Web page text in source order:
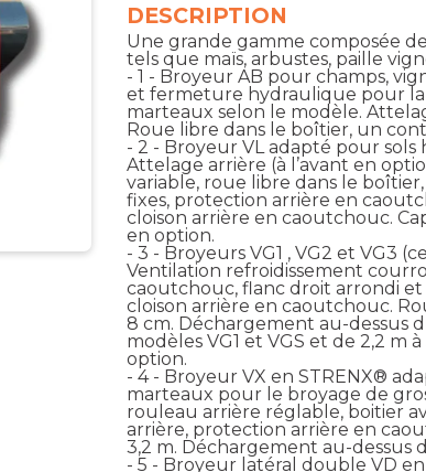
DESCRIPTION
Une grande gamme composée
tels que maïs, arbustes, paille
- 1 - Broyeur AB pour champs,
et fermeture hydraulique pour la
marteaux selon le modèle.
Roue libre dans le boîtier, un
- 2 - Broyeur VL adapté pour
Attelage arrière (à l’avant en
variable, roue libre dans le
fixes, protection arrière en
cloison arrière en caoutchouc.
en option.
- 3 - Broyeurs VG1 , VG2 et VG3
Ventilation refroidissement
caoutchouc, flanc droit arrondi et
cloison arrière en caoutchouc.
8 cm. Déchargement au-dessus
modèles VG1 et VGS et de 2,2 m
option.
- 4 - Broyeur VX en STRENX®
marteaux pour le broyage de
rouleau arrière réglable, boitier
arrière, protection arrière en
3,2 m. Déchargement au-dessus
- 5 - Broyeur latéral double VD